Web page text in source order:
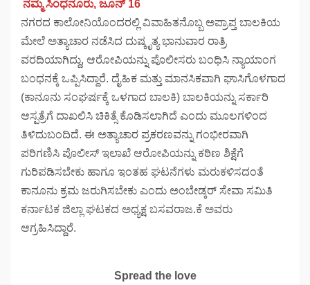
ನಮ್ಮ ಸಿಂಧನೂರು, ಜೂನ್‌ 16
ನಗರದ ಕಾಲೋನಿಯೊಂದರಲ್ಲಿ ವಿವಾಹಿತನೊಬ್ಬ ಅಪ್ರಾಪ್ತ ಬಾಲಕಿಯ
ಮೇಲೆ ಅತ್ಯಾಚಾರ ನಡೆಸಿದ ದುಷ್ಕೃತ್ಯ ಭಾನುವಾರ ರಾತ್ರಿ
ವರದಿಯಾಗಿದ್ದು, ಆರೋಪಿಯನ್ನು ಪೊಲೀಸರು ಬಂಧಿಸಿ ನ್ಯಾಯಾಂಗ
ಬಂಧನಕ್ಕೆ ಒಪ್ಪಿಸಿದ್ದಾರೆ. ದೈಹಿಕ ಮತ್ತು ಮಾನಸಿಕವಾಗಿ ಘಾಸಿಗೊಳಗಾದ
(ಕಾನೂನು ಸಂಘರ್ಷಕ್ಕೆ ಒಳಗಾದ ಬಾಲಕಿ) ಬಾಲಕಿಯನ್ನು ಸರ್ಕಾರಿ
ಆಸ್ಪತ್ರೆಗೆ ದಾಖಲಿಸಿ ಚಿಕಿತ್ಸೆ ಕೊಡಿಸಲಾಗಿದೆ ಎಂದು ಮೂಲಗಳಿಂದ
ತಿಳಿದುಬಂದಿದೆ. ಈ ಅತ್ಯಾಚಾರ ಪ್ರಕರಣವನ್ನು ಗಂಭೀರವಾಗಿ
ಪರಿಗಣಿಸಿ ಪೊಲೀಸ್‌ ಇಲಾಖೆ ಆರೋಪಿಯನ್ನು ಕಠಿಣ ಶಿಕ್ಷೆಗೆ
ಗುರಿಪಡಿಸಬೇಕು ಹಾಗೂ ಇಂತಹ ಘಟನೆಗಳು ಮರುಕಳಿಸದಂತೆ
ಕಾನೂನು ಕ್ರಮ ಜರುಗಿಸಬೇಕು ಎಂದು ಅಂಬೇಡ್ಕರ್‌ ಸೇವಾ ಸಮಿತಿ
ಕರ್ನಾಟಕ ಜಿಲ್ಲಾ ಘಟಕದ ಅಧ್ಯಕ್ಷ ಬಸವರಾಜ.ಕೆ ಅವರು
ಆಗ್ರಹಿಸಿದ್ದಾರೆ.
Spread the love